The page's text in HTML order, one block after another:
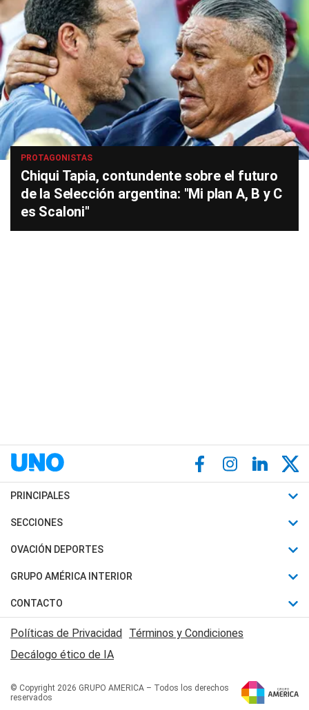
PROTAGONISTAS
Chiqui Tapia, contundente sobre el futuro
de la Selección argentina: "Mi plan A, B y C
es Scaloni"
PRINCIPALES
Últimas Noticias
Política
Judiciales
Economia
SECCIONES
Horóscopo
Motores
Trucos caseros
Series y Películas
Edictos y Solicitadas
OVACIÓN DEPORTES
Fútbol
Mundial
Automovilismo
Rugby
Básquet
GRUPO AMÉRICA INTERIOR
Canal 7 en Vivo
San Juan 8
CONTACTO
Acerca de Nosotros
Contactanos
Políticas de Privacidad Términos y Condiciones
Decálogo ético de IA
© Copyright 2026 GRUPO AMERICA – Todos los derechos
reservados